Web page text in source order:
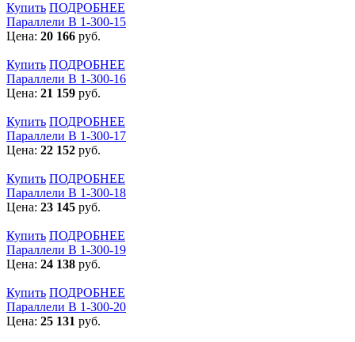
Купить ПОДРОБНЕЕ
Параллели В 1-300-15
Цена: 20 166 руб.
Купить ПОДРОБНЕЕ
Параллели В 1-300-16
Цена: 21 159 руб.
Купить ПОДРОБНЕЕ
Параллели В 1-300-17
Цена: 22 152 руб.
Купить ПОДРОБНЕЕ
Параллели В 1-300-18
Цена: 23 145 руб.
Купить ПОДРОБНЕЕ
Параллели В 1-300-19
Цена: 24 138 руб.
Купить ПОДРОБНЕЕ
Параллели В 1-300-20
Цена: 25 131 руб.